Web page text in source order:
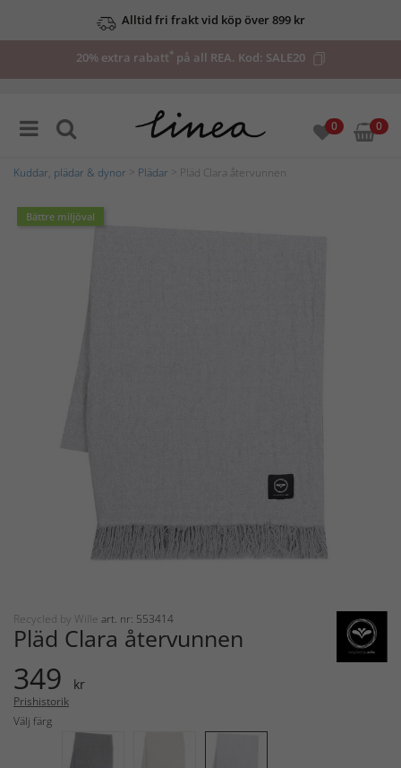
Alltid fri frakt vid köp över 899 kr
20% extra rabatt*på all REA. Kod: SALE20
0 0
Kuddar, plädar & dynor Plädar > Pläd Clara återvunnen
Bättre miljöval
Recycled by Wille art. nr: 553414
Pläd Clara återvunnen
349 kr
Prishistorik
Välj färg